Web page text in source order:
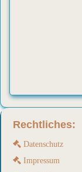
Rechtliches:
Datenschutz
Impressum